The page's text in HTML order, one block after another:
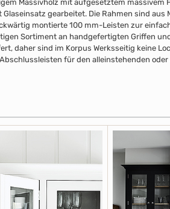
Massivholz mit aufgesetztem massivem
gearbeitet. Die Rahmen sind aus
montierte 100 mm-Leisten zur
Sortiment an handgefertigten Griffen
daher sind im Korpus Werksseitig keine
für den alleinstehenden